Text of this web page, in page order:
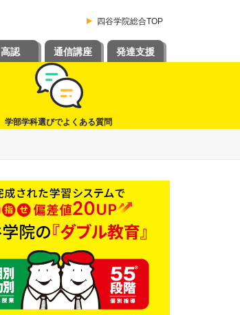
四谷学院総合TOP
高認 通信講座 発達支援
学部学科選びでよくある質問